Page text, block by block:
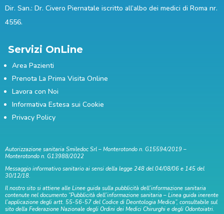
Dir. San.: Dr. Civero Piernatale iscritto all’albo dei medici di Roma nr.
4556.
Servizi OnLine
Area Pazienti
Prenota La Prima Visita Online
Lavora con Noi
Informativa Estesa sui Cookie
Privacy Policy
Autorizzazione sanitaria Smiledoc Srl – Monterotondo n. G15594/2019 –
Monterotondo n. G13988/2022
Messaggio informativo sanitario ai sensi della legge 248 del 04/08/06 e 145 del
30/12/18.
Il nostro sito si attiene alle Linee guida sulla pubblicità dell’informazione sanitaria
contenute nel documento “Pubblicità dell’informazione sanitaria – Linea guida inerente
l’applicazione degli artt. 55-56-57 del Codice di Deontologia Medica”, consultabile sul
sito della Federazione Nazionale degli Ordini dei Medici Chirurghi e degli Odontoiatri.